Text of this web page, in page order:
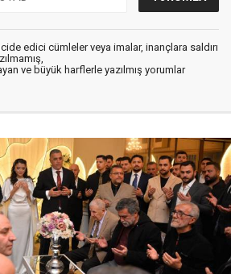
edici cümleler veya imalar, inançlara saldırı
ve büyük harflerle yazılmış yorumlar